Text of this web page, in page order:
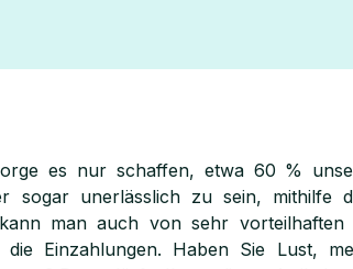
es nur schaffen, etwa 60 %
sogar unerlässlich zu sein, mithilfe
man auch von sehr vorteilhaften
Einzahlungen. Haben Sie Lust,